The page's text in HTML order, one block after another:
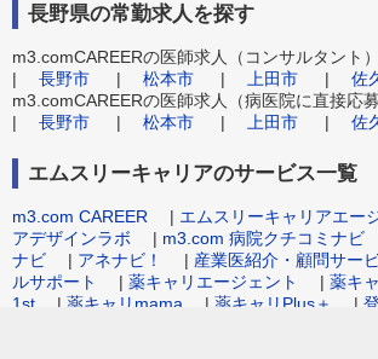
長野県の常勤求人を探す
m3.comCAREERの医師求人（コンサルタント
| 長野市 | 松本市 | 上田市 | 佐
m3.comCAREERの医師求人（病医院に直接応
| 長野市 | 松本市 | 上田市 | 佐
エムスリーキャリアのサービス一覧
m3.com CAREER | エムスリーキャリアエー
アデザインラボ | m3.com 病院クチコミナビ
ナビ | アネナビ！ | 産業医紹介・顧問サー
ルサポート
| 薬キャリエージェント | 薬キ
1st | 薬キャリmama | 薬キャリPlus＋ |